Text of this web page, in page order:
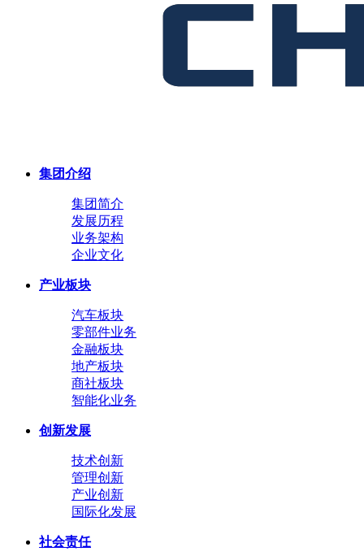
集团介绍
集团简介
发展历程
业务架构
企业文化
产业板块
汽车板块
零部件业务
金融板块
地产板块
商社板块
智能化业务
创新发展
技术创新
管理创新
产业创新
国际化发展
社会责任